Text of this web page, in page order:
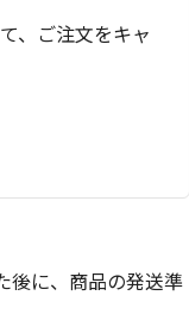
、ご注文をキャ
後に、商品の発送準